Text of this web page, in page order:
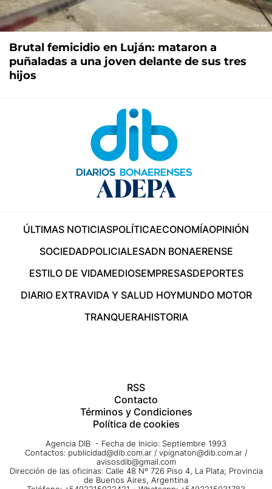
Brutal femicidio en Luján: mataron a
puñaladas a una joven delante de sus tres
hijos
ÚLTIMAS NOTICIASPOLÍTICAECONOMÍAOPINIÓN
SOCIEDADPOLICIALESADN BONAERENSE
ESTILO DE VIDAMEDIOSEMPRESASDEPORTES
DIARIO EXTRAVIDA Y SALUD HOYMUNDO MOTOR
TRANQUERAHISTORIA
RSS
Contacto
Términos y Condiciones
Política de cookies
Agencia DIB - Fecha de Inicio: Septiembre 1993
Contactos: publicidad@dib.com.ar / vpignaton@dib.com.ar /
avisosdib@gmail.com
Dirección de las oficinas: Calle 48 Nº 726 Piso 4, La Plata; Provincia
de Buenos Aires, Argentina